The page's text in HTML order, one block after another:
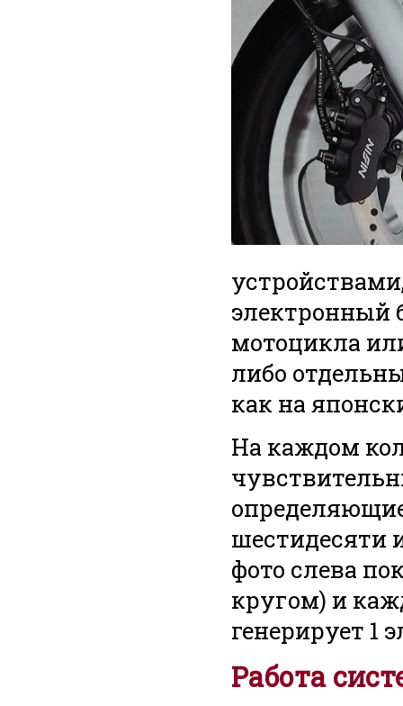
электронный
мотоцикла
либо
как на
На каждом
шестидесяти
фото слева
кругом) и
генерирует 1
Работа